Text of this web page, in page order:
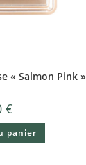
« Salmon Pink »
€
panier